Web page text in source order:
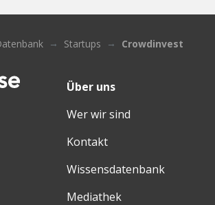
Startups Crowdinvest
Über uns
Wer wir sind
Kontakt
Wissensdatenbank
Mediathek